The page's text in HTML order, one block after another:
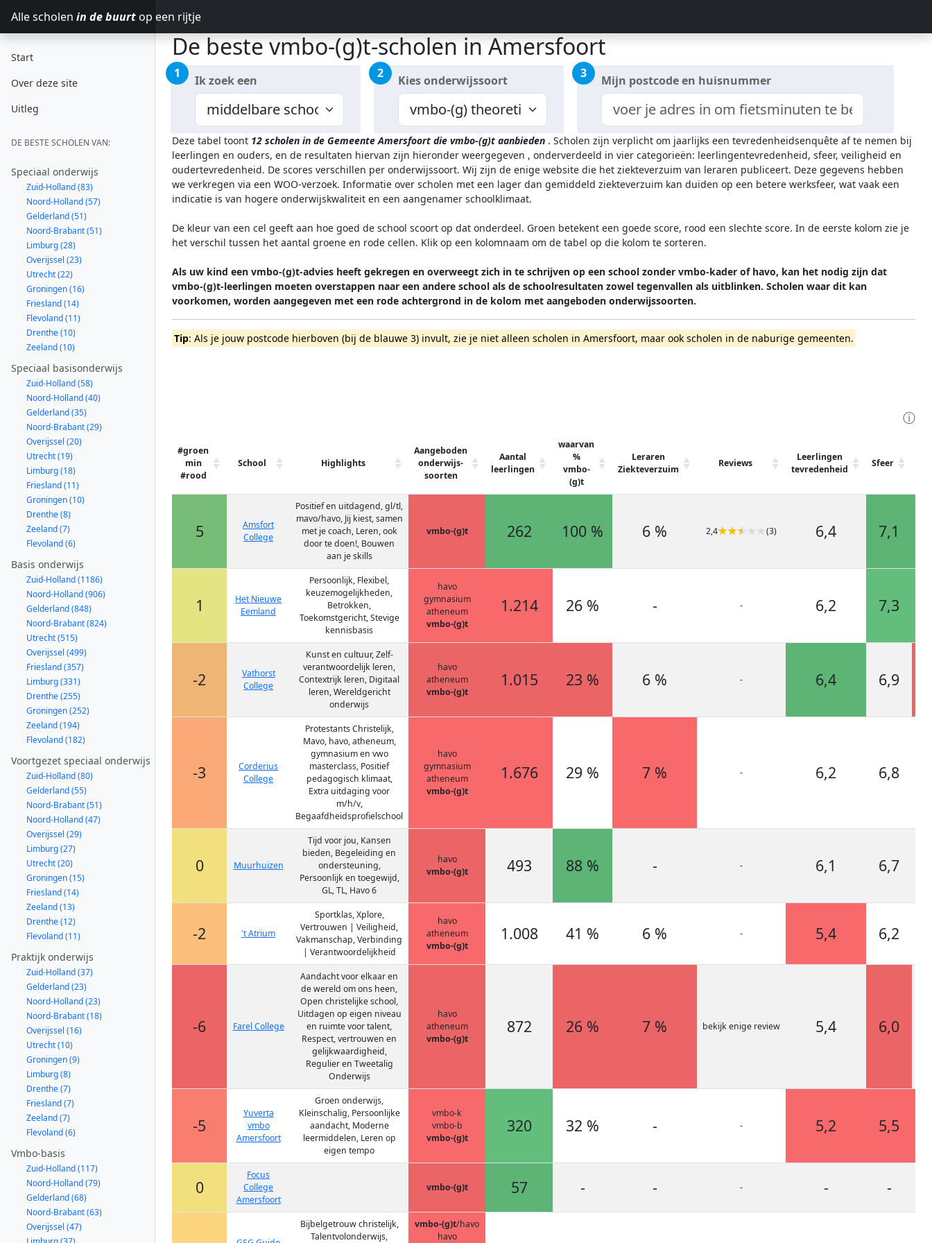
Alle scholen in de buurt op een rijtje
Start
Over deze site
Uitleg
DE BESTE SCHOLEN VAN:
Speciaal onderwijs
Zuid-Holland (83)
Noord-Holland (57)
Gelderland (51)
Noord-Brabant (51)
Limburg (28)
Overijssel (23)
Utrecht (22)
Groningen (16)
Friesland (14)
Flevoland (11)
Drenthe (10)
Zeeland (10)
Speciaal basisonderwijs
Zuid-Holland (58)
Noord-Holland (40)
Gelderland (35)
Noord-Brabant (29)
Overijssel (20)
Utrecht (19)
Limburg (18)
Friesland (11)
Groningen (10)
Drenthe (8)
Zeeland (7)
Flevoland (6)
Basis onderwijs
Zuid-Holland (1186)
Noord-Holland (906)
Gelderland (848)
Noord-Brabant (824)
Utrecht (515)
Overijssel (499)
Friesland (357)
Limburg (331)
Drenthe (255)
Groningen (252)
Zeeland (194)
Flevoland (182)
Voortgezet speciaal onderwijs
Zuid-Holland (80)
Gelderland (55)
Noord-Brabant (51)
Noord-Holland (47)
Overijssel (29)
Limburg (27)
Utrecht (20)
Groningen (15)
Friesland (14)
Zeeland (13)
Drenthe (12)
Flevoland (11)
Praktijk onderwijs
Zuid-Holland (37)
Gelderland (23)
Noord-Holland (23)
Noord-Brabant (18)
Overijssel (16)
Utrecht (10)
Groningen (9)
Limburg (8)
Drenthe (7)
Friesland (7)
Zeeland (7)
Flevoland (6)
Vmbo-basis
Zuid-Holland (117)
Noord-Holland (79)
Gelderland (68)
Noord-Brabant (63)
Overijssel (47)
De beste vmbo-(g)t-scholen in Amersfoort
1 Ik zoek een 2 Kies onderwijssoort 3 Mijn postcode en huisnummer
Deze tabel toont 12 scholen in de Gemeente Amersfoort die vmbo-(g)t aanbieden . Scholen zijn verplicht om jaarlijks een tevredenheidsenquête af te nemen bij
leerlingen en ouders, en de resultaten hiervan zijn hieronder weergegeven , onderverdeeld in vier categorieën: leerlingentevredenheid, sfeer, veiligheid en
oudertevredenheid. De scores verschillen per onderwijssoort. Wij zijn de enige website die het ziekteverzuim van leraren publiceert. Deze gegevens hebben
we verkregen via een WOO-verzoek. Informatie over scholen met een lager dan gemiddeld ziekteverzuim kan duiden op een betere werksfeer, wat vaak een
indicatie is van hogere onderwijskwaliteit en een aangenamer schoolklimaat.
De kleur van een cel geeft aan hoe goed de school scoort op dat onderdeel. Groen betekent een goede score, rood een slechte score. In de eerste kolom zie je
het verschil tussen het aantal groene en rode cellen. Klik op een kolomnaam om de tabel op die kolom te sorteren.
Als uw kind een vmbo-(g)t-advies heeft gekregen en overweegt zich in te schrijven op een school zonder vmbo-kader of havo, kan het nodig zijn dat
vmbo-(g)t-leerlingen moeten overstappen naar een andere school als de schoolresultaten zowel tegenvallen als uitblinken. Scholen waar dit kan
voorkomen, worden aangegeven met een rode achtergrond in de kolom met aangeboden onderwijssoorten.
Tip: Als je jouw postcode hierboven (bij de blauwe 3) invult, zie je niet alleen scholen in Amersfoort, maar ook scholen in de naburige gemeenten.
ⓘ
#groen
min
#rood
School Highlights
Aangeboden
onderwijs-
soorten
Aantal
leerlingen
waarvan
%
vmbo-
(g)t
Leraren
Ziekteverzuim
Reviews
Leerlingen
tevredenheid
Sfeer
5
Amsfort
College
Positief en uitdagend, gl/tl,
mavo/havo, Jij kiest, samen
met je coach, Leren, ook
door te doen!, Bouwen
aan je skills
vmbo-(g)t 262 100 % 6 % 2,4 (3) 6,4 7,1
1
Het Nieuwe
Eemland
Persoonlijk, Flexibel,
keuzemogelijkheden,
Betrokken,
Toekomstgericht, Stevige
kennisbasis
havo
gymnasium
atheneum
vmbo-(g)t
1.214 26 % - - 6,2 7,3
-2
Vathorst
College
Kunst en cultuur, Zelf-
verantwoordelijk leren,
Contextrijk leren, Digitaal
leren, Wereldgericht
onderwijs
havo
atheneum
vmbo-(g)t
1.015 23 % 6 % - 6,4 6,9
-3
Corderius
College
Protestants Christelijk,
Mavo, havo, atheneum,
gymnasium en vwo
masterclass, Positief
pedagogisch klimaat,
Extra uitdaging voor
m/h/v,
Begaafdheidsprofielschool
havo
gymnasium
atheneum
vmbo-(g)t
1.676 29 % 7 % - 6,2 6,8
0 Muurhuizen
Tijd voor jou, Kansen
bieden, Begeleiding en
ondersteuning,
Persoonlijk en toegewijd,
GL, TL, Havo 6
havo
vmbo-(g)t
493 88 % - - 6,1 6,7
-2 't Atrium
Sportklas, Xplore,
Vertrouwen | Veiligheid,
Vakmanschap, Verbinding
| Verantwoordelijkheid
havo
atheneum
vmbo-(g)t
1.008 41 % 6 % - 5,4 6,2
-6 Farel College
Aandacht voor elkaar en
de wereld om ons heen,
Open christelijke school,
Uitdagen op eigen niveau
en ruimte voor talent,
Respect, vertrouwen en
gelijkwaardigheid,
Regulier en Tweetalig
Onderwijs
havo
atheneum
vmbo-(g)t
872 26 % 7 % bekijk enige review 5,4 6,0
-5
Yuverta
vmbo
Amersfoort
Groen onderwijs,
Kleinschalig, Persoonlijke
aandacht, Moderne
leermiddelen, Leren op
eigen tempo
vmbo-k
vmbo-b
vmbo-(g)t
320 32 % - - 5,2 5,5
0
Focus
College
Amersfoort
vmbo-(g)t 57 - - - - -
Bijbelgetrouw christelijk,
Talentvolonderwijs,
vmbo-(g)t/havo
havo